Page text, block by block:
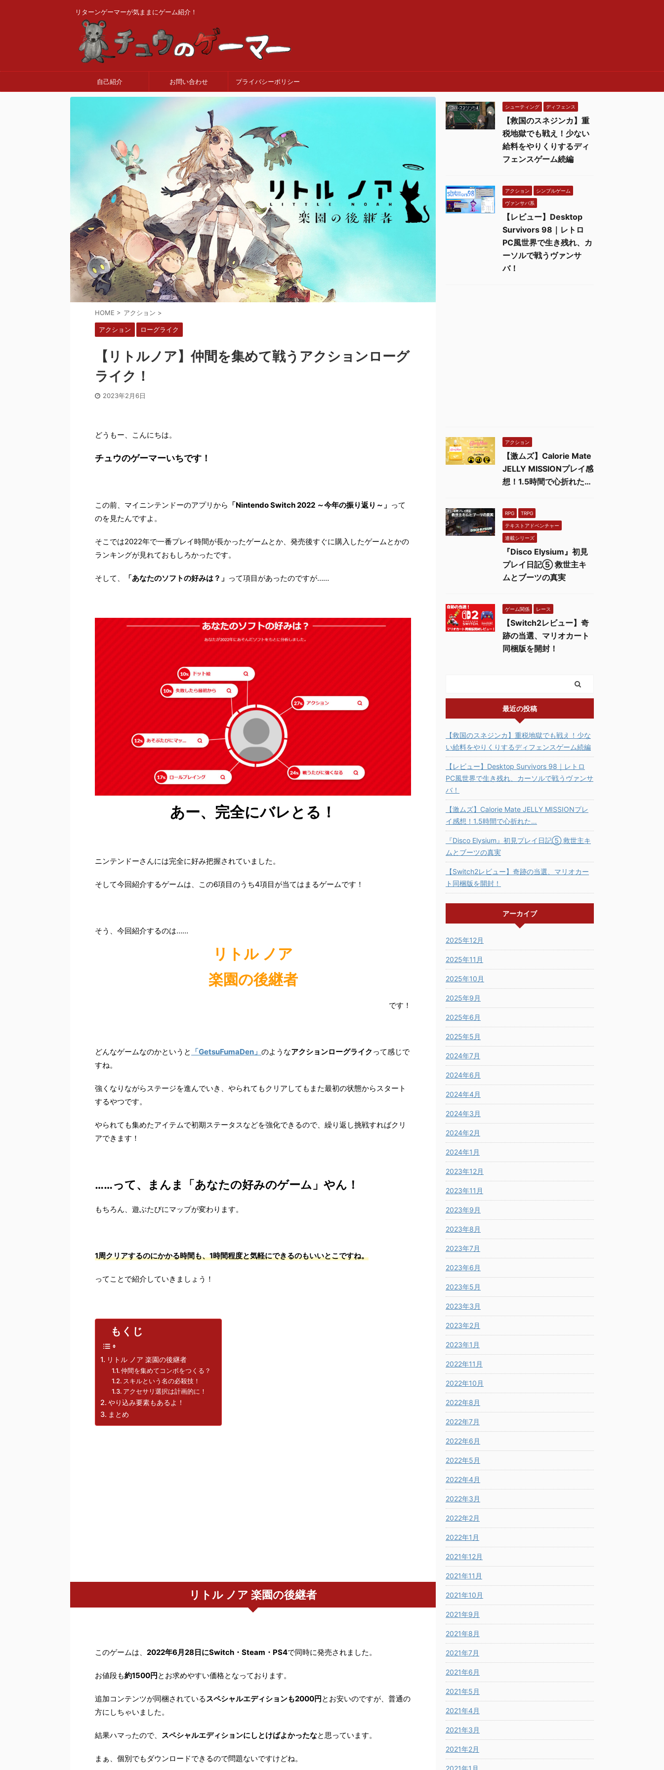
リターンゲーマーが気ままにゲーム紹介！
自己紹介 お問い合わせ プライバシーポリシー
HOME > アクション >
アクション ローグライク
【リトルノア】仲間を集めて戦うアクションローグ
ライク！
2023年2月6日
どうもー、こんにちは。
チュウのゲーマーいちです！
この前、マイニンテンドーのアプリから 「Nintendo Switch 2022 ～今年の振り返り～」 って
のを見たんですよ。
そこでは2022年で一番プレイ時間が長かったゲームとか、発売後すぐに購入したゲームとかの
ランキングが見れておもしろかったです。
そして、 「あなたのソフトの好みは？」 って項目があったのですが……
あー、完全にバレとる！
ニンテンドーさんには完全に好み把握されていました。
そして今回紹介するゲームは、この6項目のうち4項目が当てはまるゲームです！
そう、今回紹介するのは……
リトル ノア
楽園の後継者
です！
どんなゲームなのかというと 「GetsuFumaDen」 のようなアクションローグライク って感じで
すね。
強くなりながらステージを進んでいき、やられてもクリアしてもまた最初の状態からスタート
するやつです。
やられても集めたアイテムで初期ステータスなどを強化できるので、繰り返し挑戦すればクリ
アできます！
……って、まんま「あなたの好みのゲーム」やん！
もちろん、遊ぶたびにマップが変わります。
1周クリアするのにかかる時間も、1時間程度と気軽にできるのもいいとこですね。
ってことで紹介していきましょう！
もくじ
リトル ノア 楽園の後継者
仲間を集めてコンボをつくる？
スキルという名の必殺技！
アクセサリ選択は計画的に！
やり込み要素もあるよ！
まとめ
リトル ノア 楽園の後継者
このゲームは、 2022年6月28日にSwitch・Steam・PS4で同時に発売されました。
お値段も約1500円 とお求めやすい価格となっております。
追加コンテンツが同梱されているスペシャルエディションも2000円 とお安いのですが、普通の
方にしちゃいました。
結果ハマったので、 スペシャルエディションにしとけばよかったなと思っています。
まぁ、個別でもダウンロードできるので問題ないですけどね。
シューティング ディフェンス
【救国のスネジンカ】重
税地獄でも戦え！少ない
給料をやりくりするディ
フェンスゲーム続編
アクション シンプルゲーム
ヴァンサバ系
【レビュー】Desktop
Survivors 98｜レトロ
PC風世界で生き残れ、カ
ーソルで戦うヴァンサ
バ！
アクション
【激ムズ】Calorie Mate
JELLY MISSIONプレイ感
想！1.5時間で心折れた…
RPG TRPG
テキストアドベンチャー
連載シリーズ
『Disco Elysium』初見
プレイ日記⑤ 救世主キ
ムとブーツの真実
ゲーム関係 レース
【Switch2レビュー】奇
跡の当選、マリオカート
同梱版を開封！
最近の投稿
【救国のスネジンカ】重税地獄でも戦え！少な
い給料をやりくりするディフェンスゲーム続編
【レビュー】Desktop Survivors 98｜レトロ
PC風世界で生き残れ、カーソルで戦うヴァンサ
バ！
【激ムズ】Calorie Mate JELLY MISSIONプレ
イ感想！1.5時間で心折れた…
『Disco Elysium』初見プレイ日記⑤ 救世主キ
ムとブーツの真実
【Switch2レビュー】奇跡の当選、マリオカー
ト同梱版を開封！
アーカイブ
2025年12月
2025年11月
2025年10月
2025年9月
2025年6月
2025年5月
2024年7月
2024年6月
2024年4月
2024年3月
2024年2月
2024年1月
2023年12月
2023年11月
2023年9月
2023年8月
2023年7月
2023年6月
2023年5月
2023年3月
2023年2月
2023年1月
2022年11月
2022年10月
2022年8月
2022年7月
2022年6月
2022年5月
2022年4月
2022年3月
2022年2月
2022年1月
2021年12月
2021年11月
2021年10月
2021年9月
2021年8月
2021年7月
2021年6月
2021年5月
2021年4月
2021年3月
2021年2月
2021年1月